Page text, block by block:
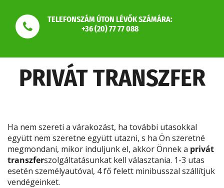
TELEFONSZÁM ÚTON LÉVŐK SZÁMÁRA:
+36 (20) 77 77 088
PRIVÁT TRANSZFER
Ha nem szereti a várakozást, ha további utasokkal
együtt nem szeretne együtt utazni, s ha Ön szeretné
megmondani, mikor induljunk el, akkor Önnek a privát
transzferszolgáltatásunkat kell választania. 1-3 utas
esetén személyautóval, 4 fő felett minibusszal szállítjuk
vendégeinket.